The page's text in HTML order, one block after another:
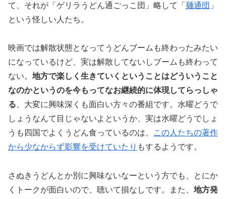
て、それが「ゲリラうどん通ごっこ団」略して「 麺通団 」
という怪しい人たち。
映画では解散状態となってうどんブームも終わったみたい
になっているけど、実は解散してないしブームも終わって
ない。 地方で楽しく生きていくということはどういうこと
なのかというのを今もってなお継続的に体現してらっしゃ
る 、大変に興味深くも面白い方々の番組です。水曜どうで
しょうなんて目じゃないよというか、実は水曜どうでしょ
うも四国でよくうどん食っているのは、
この人たちの著作
から少なからず影響を受けていたり もするようです。
さぬきうどんとか別に興味ないなーという方でも、とにか
くトークが面白いので、聴いて損なしです。また、 地方発